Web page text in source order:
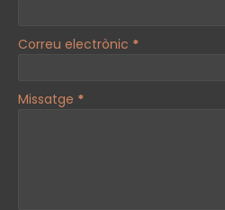
Correu electrònic *
Missatge *